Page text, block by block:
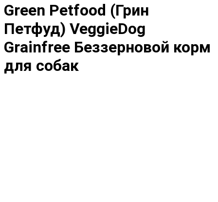
Green Petfood (Грин
Петфуд) VeggieDog
Grainfree Беззерновой корм
для собак